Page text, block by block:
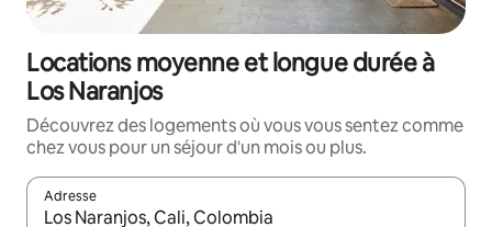
Locations moyenne et longue durée à
Los Naranjos
Découvrez des logements où vous vous sentez comme
chez vous pour un séjour d'un mois ou plus.
Adresse
Lorsque les résultats s'affichent, utilisez les flèches vers le